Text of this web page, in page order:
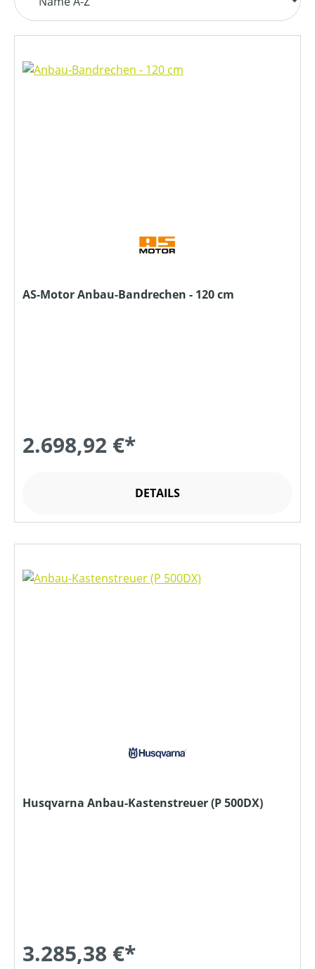
AS-Motor Anbau-Bandrechen - 120 cm
2.698,92 €*
DETAILS
Husqvarna Anbau-Kastenstreuer (P 500DX)
3.285,38 €*